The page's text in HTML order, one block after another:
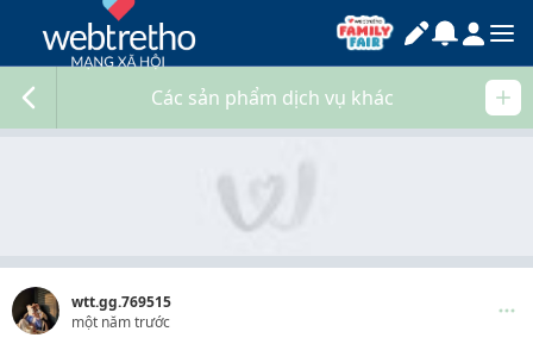
Các sản phẩm dịch vụ khác
wtt.gg.769515
một năm trước